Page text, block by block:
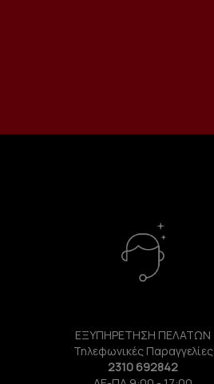
ΕΞΥΠΗΡΕΤΗΣΗ ΠΕΛΑΤΩΝ
Τηλεφωνικές Παραγγελίες
2310 692842